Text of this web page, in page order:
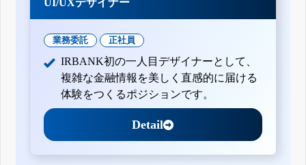
UI/UXデザイナー
業務委託 正社員
IRBANK初の一人目デザイナーとして、
複雑な金融情報を美しく直感的に届ける
体験をつくるポジションです。
Detail